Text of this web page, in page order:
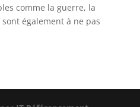
comme la guerre, la
également à ne pas